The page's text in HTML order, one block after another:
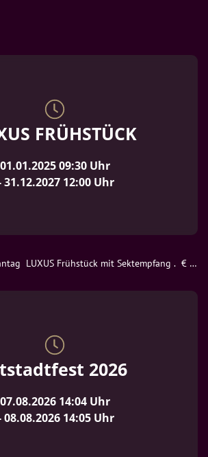
FRÜHSTÜCK
01.01.2025 09:30 Uhr
31.12.2027 12:00 Uhr
LUXUS Frühstück mit Sektempfang .  €
2026
07.08.2026 14:04 Uhr
08.08.2026 14:05 Uhr